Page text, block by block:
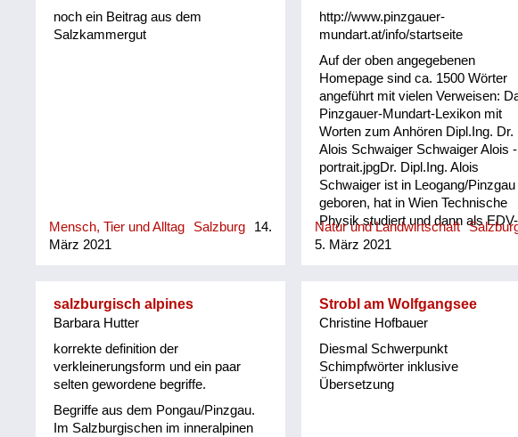
noch ein Beitrag aus dem
Salzkammergut
Mensch, Tier und Alltag Salzburg
14.
März 2021
http://www.pinzgauer-
mundart.at/info/startseite
Auf der oben angegebenen
Homepage sind ca. 1500 Wörter
angeführt mit vielen Verweisen:
Pinzgauer-Mundart-Lexikon mit
Worten zum Anhören Dipl.Ing. Dr.
Alois Schwaiger Schwaiger Alois -
portrait.jpgDr. Dipl.Ing. Alois
Schwaiger ist in Leogang/Pinzgau
geboren, hat in Wien Technische
Physik studiert und dann als EDV-
Leiter in Industrie und
und einer umfassenden Datenbank.
(www.ortsgeschichte-leogang.at).
Die Pinzgauer Mundart ist seine
Muttersprache, denn beide Eltern
stammten aus Maria Alm und in der
Natur und Landwirtschaft
5. März 2021
salzburgisch alpines
Barbara Hutter
korrekte definition der
verkleinerungsform und ein paar
selten gewordene begriffe.
Begriffe aus dem Pongau/Pinzgau.
Im Salzburgischen im inneralpinen
Strobl am Wolfgangsee
Christine Hofbauer
Diesmal Schwerpunkt
Schimpfwörter inklusive
Übersetzung